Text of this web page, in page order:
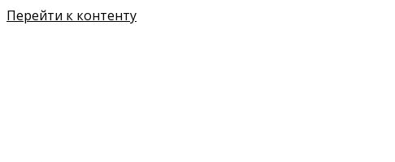
Перейти к контенту